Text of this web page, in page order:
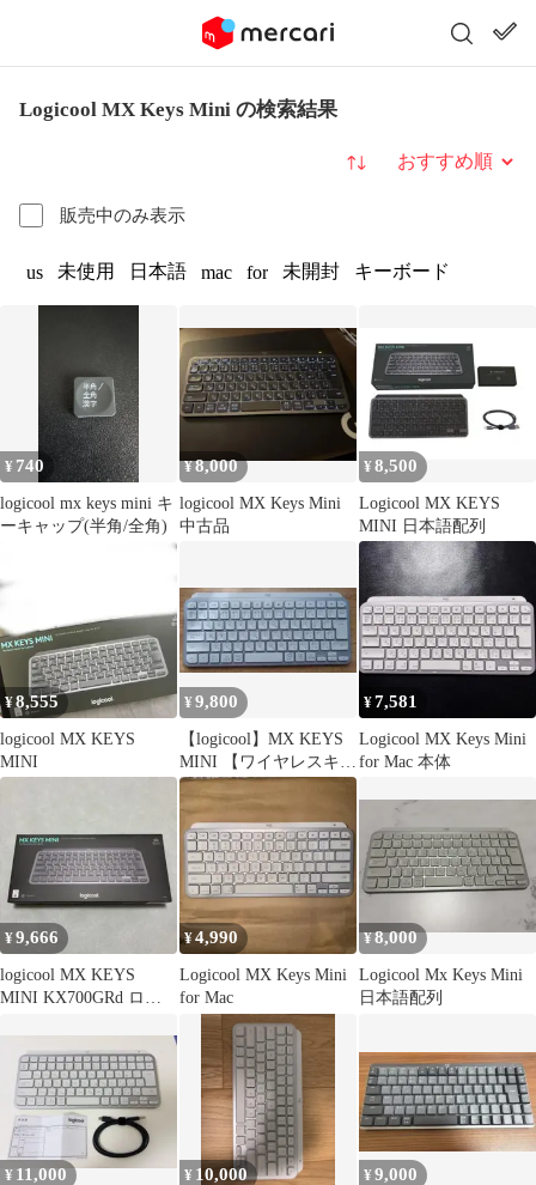
Logicool MX Keys Mini の検索結果
販売中のみ表示
並び替え
us 未使用 日本語 mac for 未開封 キーボード
¥ 740
logicool mx keys mini キ
ーキャップ(半角/全角)
¥8,000
logicool MX Keys Mini
中古品
¥8,500
Logicool MX KEYS
MINI 日本語配列
¥8,555
logicool MX KEYS
MINI
¥9,800
【logicool】MX KEYS
MINI 【ワイヤレスキー
ボード】
¥7,581
Logicool MX Keys Mini
for Mac 本体
¥9,666
logicool MX KEYS
MINI KX700GRd ロジ
¥4,990
Logicool MX Keys Mini
for Mac
¥8,000
Logicool Mx Keys Mini
日本語配列
¥ 11,000 ¥ 10,000 ¥9,000